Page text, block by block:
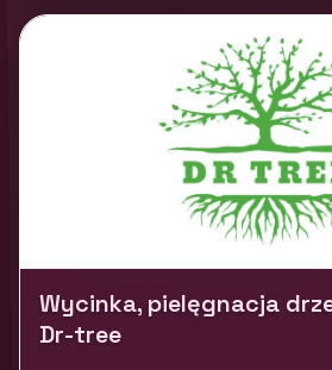
Wycinka, pielęgnacja
Dr-tree